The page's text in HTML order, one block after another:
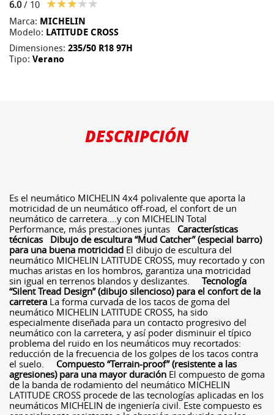
6.0/ 10
Marca: MICHELIN
Modelo: LATITUDE CROSS
Dimensiones: 235/50 R18 97H
Tipo: Verano
DESCRIPCIÓN
Es el neumático MICHELIN 4x4 polivalente que aporta la
motricidad de un neumático off-road, el confort de un
neumático de carretera....y con MICHELIN Total
Performance, más prestaciones juntas Características
técnicas
Dibujo de escultura “Mud Catcher” (especial barro)
para una buena motricidad El dibujo de escultura del
neumático MICHELIN LATITUDE CROSS, muy recortado y con
muchas aristas en los hombros, garantiza una motricidad
sin igual en terrenos blandos y deslizantes. Tecnología
“Silent Tread Design” (dibujo silencioso) para el confort de la
carretera La forma curvada de los tacos de goma del
neumático MICHELIN LATITUDE CROSS, ha sido
especialmente diseñada para un contacto progresivo del
neumático con la carretera, y así poder disminuir el típico
problema del ruido en los neumáticos muy recortados:
reducción de la frecuencia de los golpes de los tacos contra
el suelo. Compuesto “Terrain-proof” (resistente a las
agresiones) para una mayor duración El compuesto de goma
de la banda de rodamiento del neumático MICHELIN
LATITUDE CROSS procede de las tecnologías aplicadas en los
neumáticos MICHELIN de ingeniería civil. Este compuesto es